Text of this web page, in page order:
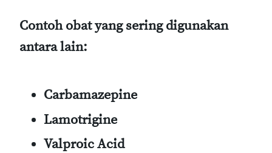
Contoh obat yang sering digunakan
antara lain:
Carbamazepine
Lamotrigine
Valproic Acid